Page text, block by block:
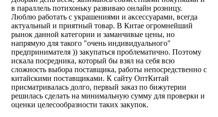
в параллель потихоньку развиваю онлайн розницу.
Люблю работать с украшениями и аксессуарами, всегда
актуальный и приятный товар. В Китае огромнейший
рынок данной категории и заманчивые цены, но
напрямую для такого "очень индивидуального"
предпринимателя )) закупаться проблематично. Поэтому
искала посредника, который бы взял на себя всю
сложность выбора поставщика, работы непосредственно с
китайскими поставщиками. К сайту ОптКитай
присматривалась долго, первый заказ по бижутерии
решилась сделать на минимальную сумму для проверки и
оценки целесообразности таких закупок.